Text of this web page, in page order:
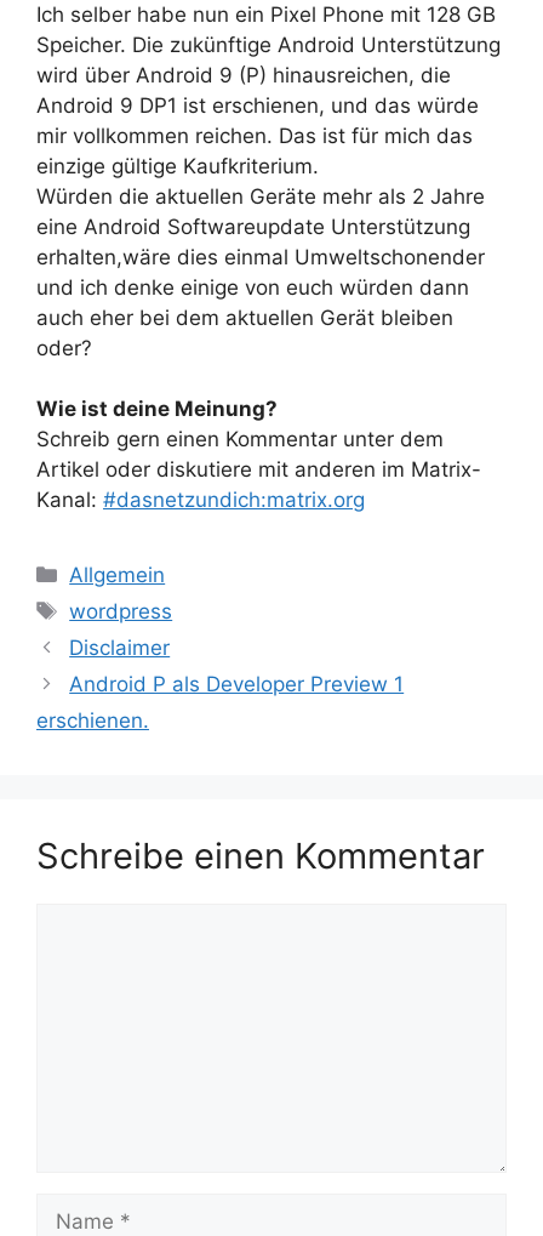
Ich selber habe nun ein Pixel Phone mit 128 GB
Speicher. Die zukünftige Android Unterstützung
wird über Android 9 (P) hinausreichen, die
Android 9 DP1 ist erschienen, und das würde
mir vollkommen reichen. Das ist für mich das
einzige gültige Kaufkriterium.
Würden die aktuellen Geräte mehr als 2 Jahre
eine Android Softwareupdate Unterstützung
erhalten,wäre dies einmal Umweltschonender
und ich denke einige von euch würden dann
auch eher bei dem aktuellen Gerät bleiben
oder?
Wie ist deine Meinung?
Schreib gern einen Kommentar unter dem
Artikel oder diskutiere mit anderen im Matrix-
Kanal: #dasnetzundich:matrix.org
Kategorien
Allgemein
Schlagwörter
wordpress
Disclaimer
Android P als Developer Preview 1
erschienen.
Schreibe einen Kommentar
Name